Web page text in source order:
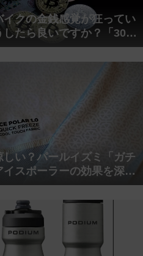
イクの金銭感覚が狂ってい
したら良いですか？「30万
」の正体
しい？パールイズミ「ガチ
イスポーラーの効果を深部
で測ってみた